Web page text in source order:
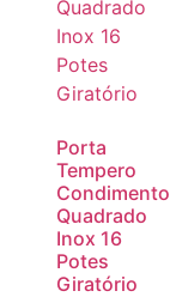
Porta
Tempero
Condimento
Quadrado
Inox 16
Potes
Giratório